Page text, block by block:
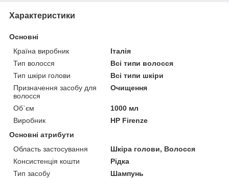
Характеристики
Основні
Країна виробник
Італія
Тип волосся
Всі типи волосся
Тип шкіри голови
Всі типи шкіри
Призначення засобу для
волосся
Очищення
Об`єм
1000 мл
Виробник
HP Firenze
Основні атрибути
Область застосування
Шкіра голови, Волосся
Консистенція кошти
Рідка
Тип засобу
Шампунь